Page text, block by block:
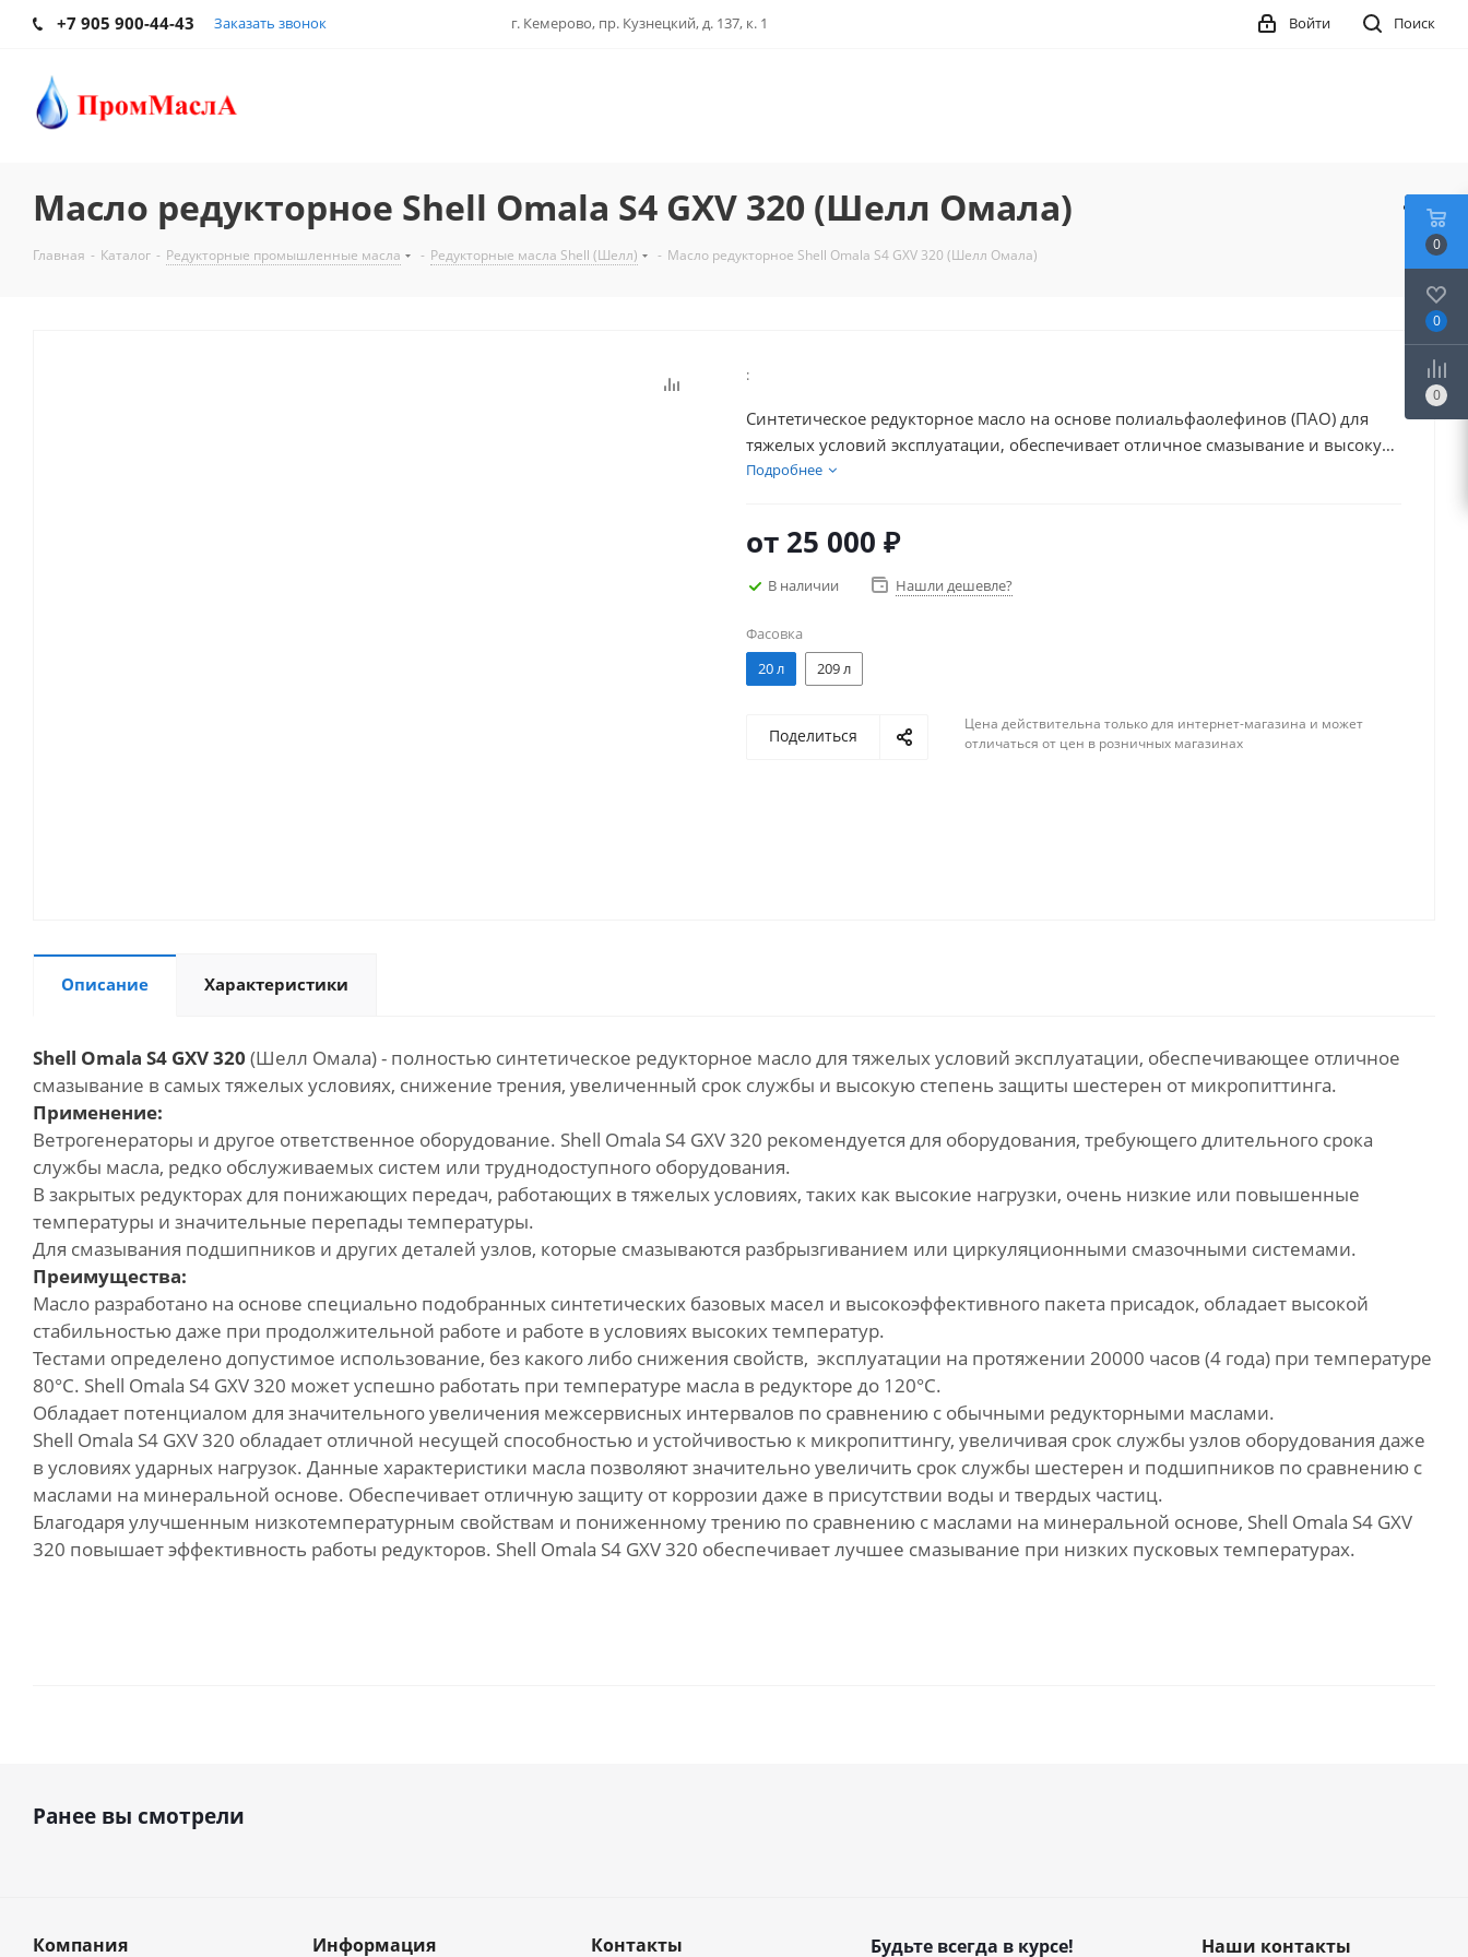
+7 905 900-44-43 Заказать звонок г. Кемерово, пр. Кузнецкий, д. 137, к. 1 Поиск
Войти
Масло редукторное Shell Omala S4 GXV 320 (Шелл Омала)
Главная - Каталог - Редукторные промышленные масла - Редукторные масла Shell (Шелл) - Масло редукторное Shell Omala S4 GXV 320 (Шелл Омала)
:
Синтетическое редукторное масло на основе полиальфаолефинов (ПАО) для
тяжелых условий эксплуатации, обеспечивает отличное смазывание и высокую
степень защиты шестерен, увеличивает срок службы оборудования. Класс
Подробнее
от 25 000 ₽
В наличии Нашли дешевле?
Фасовка
20 л
209 л
Поделиться
Цена действительна только для интернет-магазина и может
отличаться от цен в розничных магазинах
Описание Характеристики
Shell Omala S4 GXV 320 (Шелл Омала)- полностью синтетическое редукторное масло для тяжелых условий эксплуатации, обеспечивающее отличное
смазывание в самых тяжелых условиях, снижение трения, увеличенный срок службы и высокую степень защиты шестерен от микропиттинга.
Применение:
Ветрогенераторы и другое ответственное оборудование. Shell Omala S4 GXV 320 рекомендуется для оборудования, требующего длительного срока
службы масла, редко обслуживаемых систем или труднодоступного оборудования.
В закрытых редукторах для понижающих передач, работающих в тяжелых условиях, таких как высокие нагрузки, очень низкие или повышенные
температуры и значительные перепады температуры.
Для смазывания подшипников и других деталей узлов, которые смазываются разбрызгиванием или циркуляционными смазочными системами.
Преимущества:
Масло разработано на основе специально подобранных синтетических базовых масел и высокоэффективного пакета присадок, обладает высокой
стабильностью даже при продолжительной работе и работе в условиях высоких температур.
Тестами определено допустимое использование, без какого либо снижения свойств, эксплуатации на протяжении 20000 часов (4 года) при температуре
80°C. Shell Omala S4 GXV 320 может успешно работать при температуре масла в редукторе до 120°C.
Обладает потенциалом для значительного увеличения межсервисных интервалов по сравнению с обычными редукторными маслами.
Shell Omala S4 GXV 320 обладает отличной несущей способностью и устойчивостью к микропиттингу, увеличивая срок службы узлов оборудования даже
в условиях ударных нагрузок. Данные характеристики масла позволяют значительно увеличить срок службы шестерен и подшипников по сравнению с
маслами на минеральной основе. Обеспечивает отличную защиту от коррозии даже в присутствии воды и твердых частиц.
Благодаря улучшенным низкотемпературным свойствам и пониженному трению по сравнению с маслами на минеральной основе, Shell Omala S4 GXV
320 повышает эффективность работы редукторов. Shell Omala S4 GXV 320 обеспечивает лучшее смазывание при низких пусковых температурах.
Ранее вы смотрели
Компания Информация Контакты Будьте всегда в курсе! Наши контакты
0
0
0